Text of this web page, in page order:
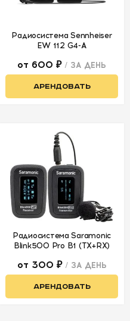
Радиосистема Sennheiser
EW 112 G4-A
от 600 ₽ / ЗА ДЕНЬ
АРЕНДОВАТЬ
Радиосистема Saramonic
Blink500 Pro B1 (TX+RX)
от 300 ₽ / ЗА ДЕНЬ
АРЕНДОВАТЬ